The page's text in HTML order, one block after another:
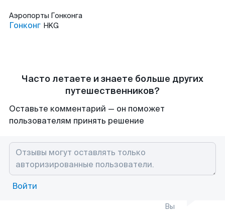
Аэропорты Гонконга
Гонконг HKG
Часто летаете и знаете больше других
путешественников?
Оставьте комментарий — он поможет
пользователям принять решение
Войти
Вы